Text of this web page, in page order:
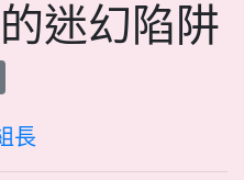
迷幻陷阱
長